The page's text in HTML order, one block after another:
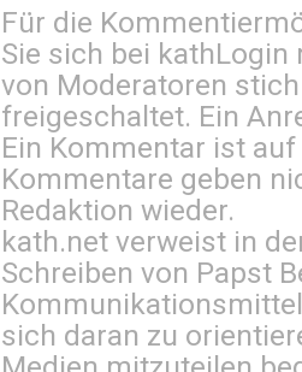
Für die
Sie sich bei kathLogin
von Moderatoren
freigeschaltet. Ein
Ein Kommentar ist
Kommentare geben
Redaktion wieder.
kath.net verweist in
Schreiben von Papst
sich daran zu